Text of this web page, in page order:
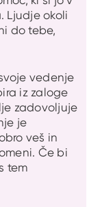
Ljudje okoli
do tebe,
vedenje
iz zaloge
zadovoljuje
je
veš in
Če bi
tem